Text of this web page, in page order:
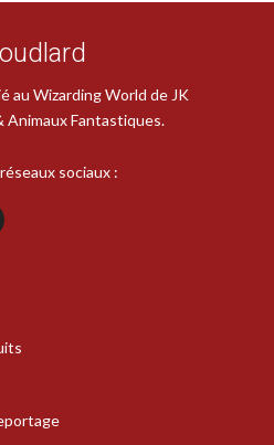
au Wizarding World de JK
Animaux Fantastiques.
sociaux :